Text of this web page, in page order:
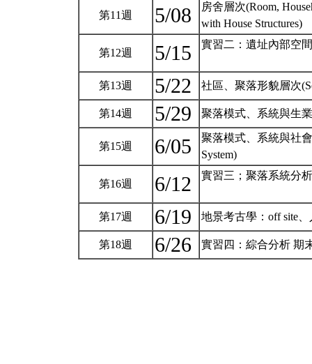
第11週 5/08
房舍層次(Room,
with House Structures)
第12週 5/15 實習二：遺址內部空
第13週 5/22 社區、聚落形貌層次
第14週 5/29 聚落模式、系統與生業
第15週 6/05
聚落模式、系統與社會
System)
第16週 6/12 實習三；聚落系統分
第17週 6/19 地景考古學：off site
第18週 6/26 實習四：綜合分析 期